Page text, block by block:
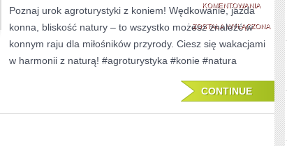
KOMENTOWANIAKONNY
RAJ
DLA
ZOSTAŁA WYŁĄCZONA
Poznaj urok agroturystyki z koniem! Wędkowanie, jazda
konna, bliskość natury – to wszystko możesz znaleźć w
konnym raju dla miłośników przyrody. Ciesz się wakacjami
w harmonii z naturą! #agroturystyka #konie #natura
CONTINUE